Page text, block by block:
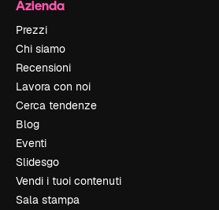
Azienda
Prezzi
Chi siamo
Recensioni
Lavora con noi
Cerca tendenze
Blog
Eventi
Slidesgo
Vendi i tuoi contenuti
Sala stampa